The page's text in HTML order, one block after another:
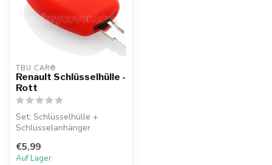
TBU CAR®
Renault Schlüsselhülle -
Rott
Set: Schlüsselhülle +
Schlüsselanhänger
€5,99
Auf Lager